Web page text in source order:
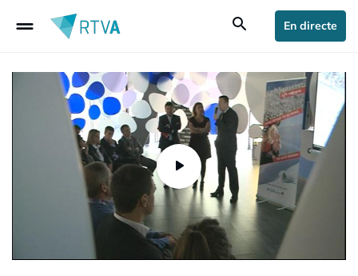
drag_handle search En directe